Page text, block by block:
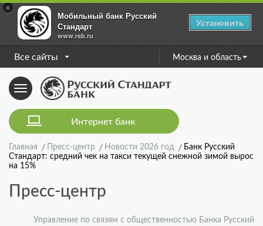
×
Мобильный банк Русский
Стандарт
www.rsb.ru
Установить
Все сайты Москва и область
Toggle
navigation
Интернет банк
Главная Пресс-центр Новости 2026 год
Банк Русский
Стандарт: средний чек на такси текущей снежной зимой вырос
на 15%
Пресс-центр
Управление по связям с общественностью Банка Русский